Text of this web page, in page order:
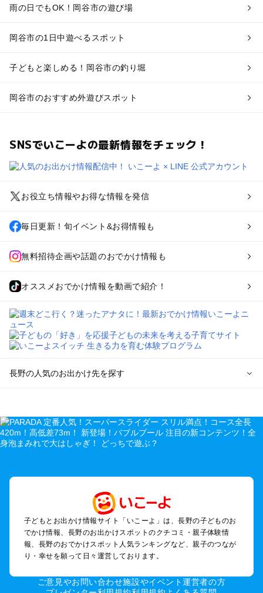
雨の日でもOK！岡谷市の遊び場
岡谷市の1日中遊べるスポット
子どもと楽しめる！岡谷市の釣り堀
岡谷市のおすすめ外遊びスポット
SNSでいこーよの最新情報をチェック！
お役立ち情報やお得な情報を発信
毎日更新！旬イベント&お得情報も
無料招待企画や話題のおでかけ情報も
オススメおでかけ情報を動画で紹介！
長野の人気のお出かけ先を探す
を探す
軽井沢・万座・嬬恋・北軽井沢のプールお出かけ
松本・上高地・諏訪・乗鞍・美ヶ原のプールお出かけ
伊那・駒ヶ根・飯田・昼神（伊那路）のプールお出かけ
蓼科・白樺湖・車山・女神湖・姫木平のプールお出かけ
安曇野・大町のプールお出かけ
白馬・小谷のプールお出かけ
八ヶ岳・野辺山・富士見・原村・小海線沿線のプールお出かけ
木曽路・木曽周辺のプールお出かけ
飯山・斑尾・信濃町・黒姫のプールお出かけ
千曲・戸倉上山田のプールお出かけ
子どもとお出かけ情報サイト「いこーよ」は、長野の子どものお
でかけ情報、長野のお出かけスポットのクチコミ・親子体験情
報、長野のおでかけスポット人気ランキングなど、親子のつなが
り・幸せを願って日々運営しております。
ご意見やお問い合わせ施設やイベント運営者の方